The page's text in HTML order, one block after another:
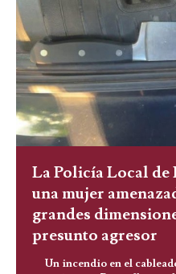
La Policía Local de
una mujer
grandes
presunto agresor
Un incendio en el